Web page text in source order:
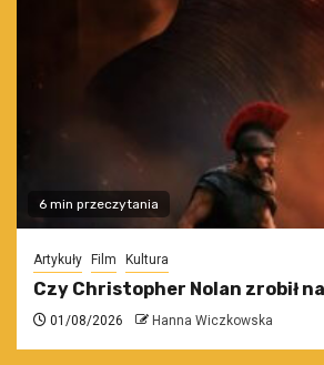
6 min przeczytania
Artykuły Film Kultura
Czy Christopher Nolan zrobił
01/08/2026 Hanna Wiczkowska